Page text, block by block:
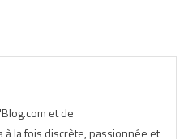
et de
à la fois discrète, passionnée et